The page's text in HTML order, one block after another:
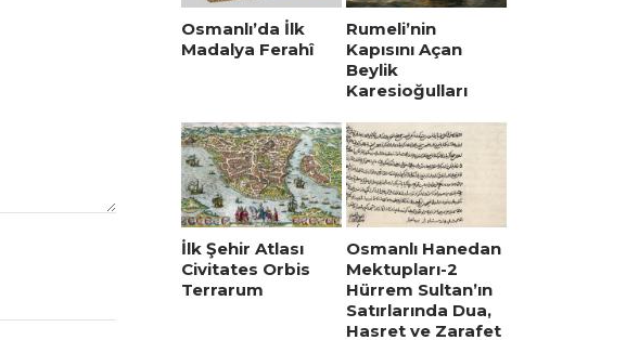
Osmanlı’da İlk
Madalya Ferahî
Rumeli’nin
Kapısını Açan
Beylik
Karesioğulları
İlk Şehir Atlası
Civitates Orbis
Terrarum
Osmanlı Hanedan
Mektupları-2
Hürrem Sultan’ın
Satırlarında Dua,
Hasret ve Zarafet